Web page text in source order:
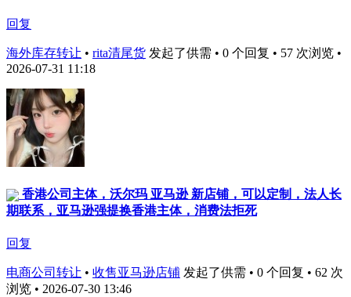
回复
海外库存转让 • rita清尾货 发起了供需 • 0 个回复 • 57 次浏览 •
2026-07-31 11:18
香港公司主体，沃尔玛 亚马逊 新店铺，可以定制，法人长
期联系，亚马逊强提换香港主体，消费法拒死
回复
电商公司转让 • 收售亚马逊店铺 发起了供需 • 0 个回复 • 62 次
浏览 • 2026-07-30 13:46